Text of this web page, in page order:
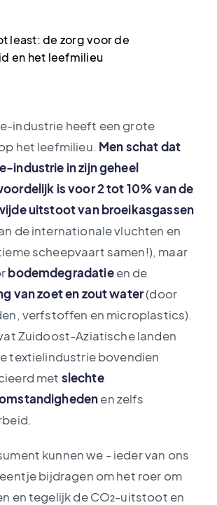
least: de zorg voor de
en het leefmilieu
industrie heeft een grote
het leefmilieu. Men schat dat
industrie in zijn geheel
is voor 2 tot 10% van de
uitstoot van broeikasgassen
de internationale vluchten en
scheepvaart samen!), maar
bodemdegradatieen de
van zoet en zout water(door
verfstoffen en microplastics).
Zuidoost-Aziatische landen
textielindustrie bovendien
met slechte
en zelfs
kunnen we - ieder van ons
bijdragen om het roer om
en tegelijk de CO₂-uitstoot en